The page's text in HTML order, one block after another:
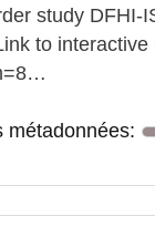
study DFHI-
to
métadonnées: